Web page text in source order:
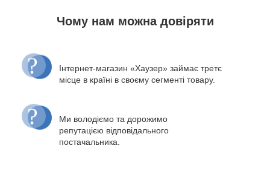
Чому нам можна довіряти
Інтернет-магазин «Хаузер» займає третє
місце в країні в своєму сегменті товару.
Ми володіємо та дорожимо
репутацією відповідального
постачальника.